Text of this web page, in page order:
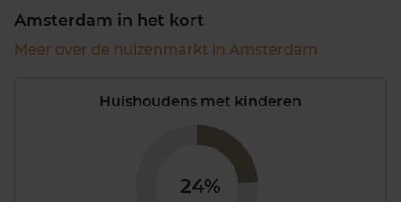
Amsterdam in het kort
Meer over de huizenmarkt in Amsterdam
Huishoudens met kinderen
24%